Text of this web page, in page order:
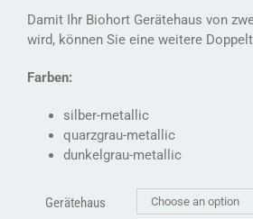
Damit Ihr Biohort Gerätehaus von
wird, können Sie eine weitere
Farben:
silber-metallic
quarzgrau-metallic
dunkelgrau-metallic
Gerätehaus